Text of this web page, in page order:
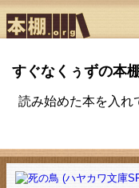
すぐなくぅずの本棚
読み始めた本を入れ